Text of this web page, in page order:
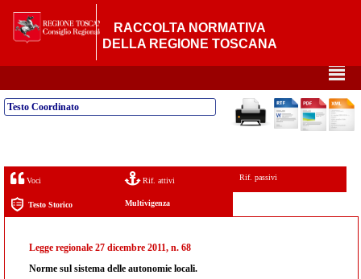
RACCOLTA NORMATIVA
DELLA REGIONE TOSCANA
²
Testo Coordinato
Voci Rif. attivi Rif. passivi
Testo Storico Multivigenza
Legge regionale 27 dicembre 2011, n. 68
Norme sul sistema delle autonomie locali.